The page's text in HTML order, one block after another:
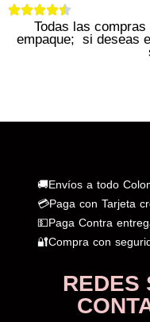
Todas las
empaque; si deseas
🚚Envíos a todo
💳Paga con Tarjeta
💵Paga Contra
🔐Compra con
REDES